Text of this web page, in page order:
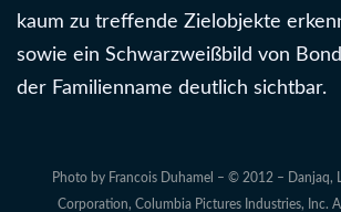
kaum zu treffende Zielobjekte
sowie ein Schwarzweißbild von
der Familienname deutlich sichtbar.
Photo by Francois Duhamel – © 2012 – Danjaq,
Corporation, Columbia Pictures Industries, Inc.